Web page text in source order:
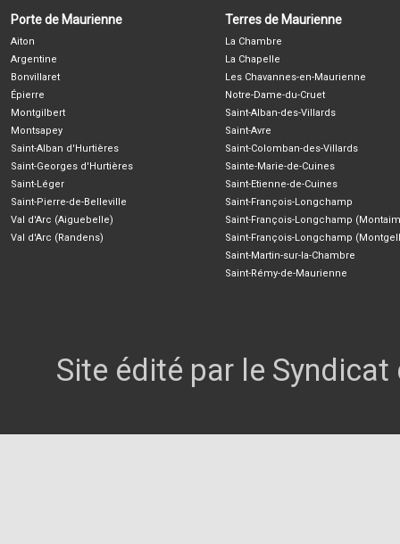
Porte de Maurienne
Aiton
Argentine
Bonvillaret
Épierre
Montgilbert
Montsapey
Saint-Alban d'Hurtières
Saint-Georges d'Hurtières
Saint-Léger
Saint-Pierre-de-Belleville
Val d'Arc (Aiguebelle)
Val d'Arc (Randens)
Terres de Maurienne
La Chambre
La Chapelle
Les Chavannes-en-Maurienne
Notre-Dame-du-Cruet
Saint-Alban-des-Villards
Saint-Avre
Saint-Colomban-des-Villards
Sainte-Marie-de-Cuines
Saint-Etienne-de-Cuines
Saint-François-Longchamp
Saint-François-Longchamp
Saint-François-Longchamp
Saint-Martin-sur-la-Chambre
Saint-Rémy-de-Maurienne
Site édité par le